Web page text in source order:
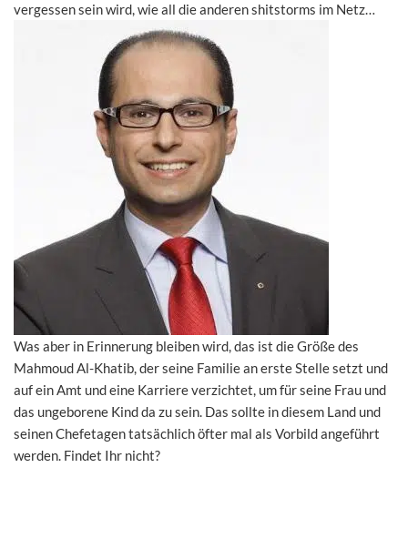
vergessen sein wird, wie all die anderen shitstorms im Netz…
Was aber in Erinnerung bleiben wird, das ist die Größe des
Mahmoud Al-Khatib, der seine Familie an erste Stelle setzt und
auf ein Amt und eine Karriere verzichtet, um für seine Frau und
das ungeborene Kind da zu sein. Das sollte in diesem Land und
seinen Chefetagen tatsächlich öfter mal als Vorbild angeführt
werden. Findet Ihr nicht?